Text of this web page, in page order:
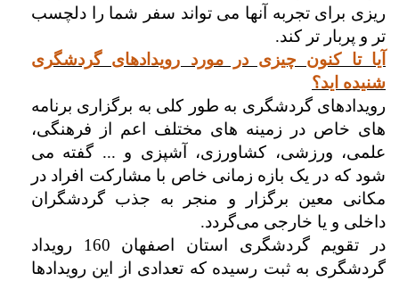
ریزی برای تجربه آنها می تواند سفر شما را دلچسب
تر و پربار تر کند.
آیا تا کنون چیزی در مورد رویدادهای گردشگری
شنیده اید؟
رویدادهای گردشگری به طور کلی به برگزاری برنامه
های خاص در زمینه های مختلف اعم از فرهنگی،
علمی، ورزشی، کشاورزی، آشپزی و ... گفته می
شود که در یک بازه زمانی خاص با مشارکت افراد در
مکانی معین برگزار و منجر به جذب گردشگران
داخلی و یا خارجی می‌گردد.
در تقویم گردشگری استان اصفهان 160 رویداد
گردشگری به ثبت رسیده که تعدادی از این رویدادها